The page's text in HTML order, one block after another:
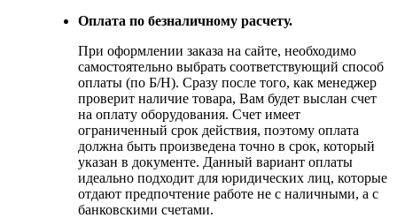
Оплата по безналичному расчету.
При оформлении заказа на сайте, необходимо
самостоятельно выбрать соответствующий способ
оплаты (по Б/Н). Сразу после того, как менеджер
проверит наличие товара, Вам будет выслан счет
на оплату оборудования. Счет имеет
ограниченный срок действия, поэтому оплата
должна быть произведена точно в срок, который
указан в документе. Данный вариант оплаты
идеально подходит для юридических лиц, которые
отдают предпочтение работе не с наличными, а с
банковскими счетами.